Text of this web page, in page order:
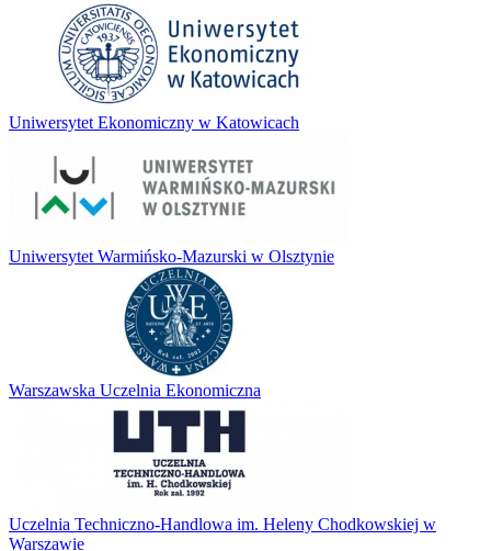
Uniwersytet Ekonomiczny w Katowicach
Uniwersytet Warmińsko-Mazurski w Olsztynie
Warszawska Uczelnia Ekonomiczna
Uczelnia Techniczno-Handlowa im. Heleny Chodkowskiej w
Warszawie